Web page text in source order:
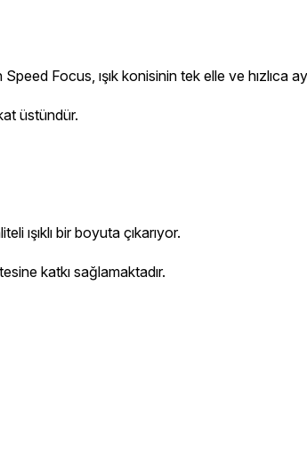
Focus, ışık konisinin tek elle ve hızlıca
üstündür.
ışıklı bir boyuta çıkarıyor.
katkı sağlamaktadır.